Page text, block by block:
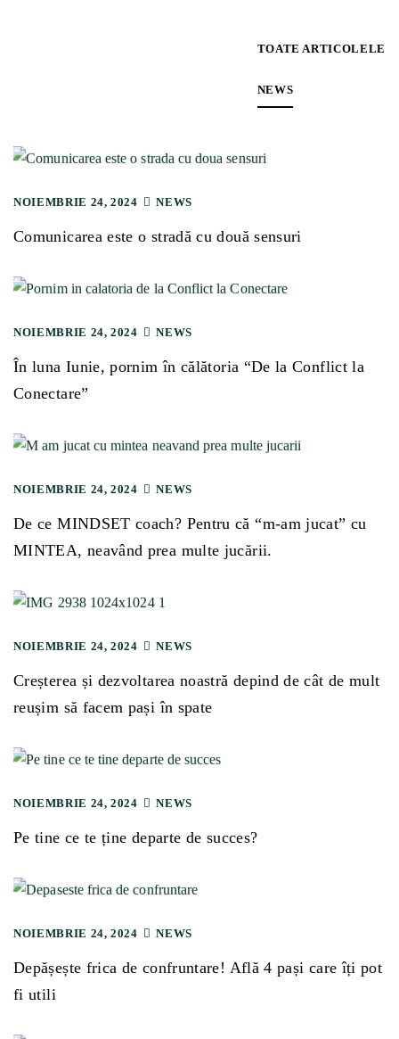
TOATE ARTICOLELE
NEWS
NOIEMBRIE 24, 2024 NEWS
Comunicarea este o stradă cu două sensuri
NOIEMBRIE 24, 2024 NEWS
În luna Iunie, pornim în călătoria “De la Conflict la
Conectare”
NOIEMBRIE 24, 2024 NEWS
De ce MINDSET coach? Pentru că “m-am jucat” cu
MINTEA, neavând prea multe jucării.
NOIEMBRIE 24, 2024 NEWS
Creșterea și dezvoltarea noastră depind de cât de mult
reușim să facem pași în spate
NOIEMBRIE 24, 2024 NEWS
Pe tine ce te ține departe de succes?
NOIEMBRIE 24, 2024 NEWS
Depășește frica de confruntare! Află 4 pași care îți pot
fi utili